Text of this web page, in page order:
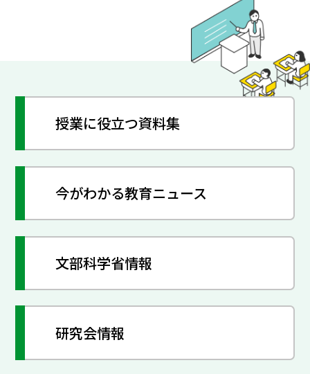
授業に役立つ資料集
今がわかる教育ニュース
文部科学省情報
研究会情報